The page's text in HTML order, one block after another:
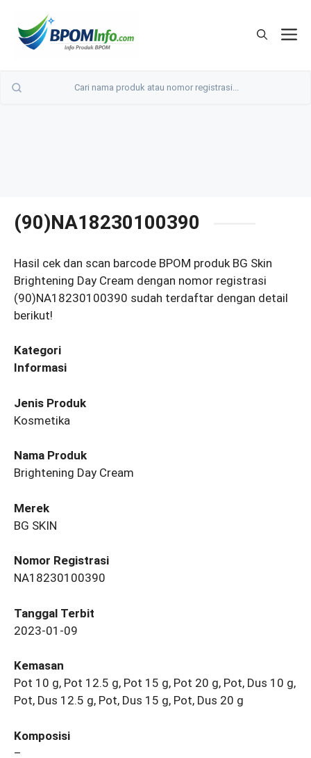
(90)NA18230100390
Hasil cek dan scan barcode BPOM produk BG Skin
Brightening Day Cream dengan nomor registrasi
(90)NA18230100390 sudah terdaftar dengan detail
berikut!
Kategori
Informasi
Jenis Produk
Kosmetika
Nama Produk
Brightening Day Cream
Merek
BG SKIN
Nomor Registrasi
NA18230100390
Tanggal Terbit
2023-01-09
Kemasan
Pot 10 g, Pot 12.5 g, Pot 15 g, Pot 20 g, Pot, Dus 10 g,
Pot, Dus 12.5 g, Pot, Dus 15 g, Pot, Dus 20 g
Komposisi
–